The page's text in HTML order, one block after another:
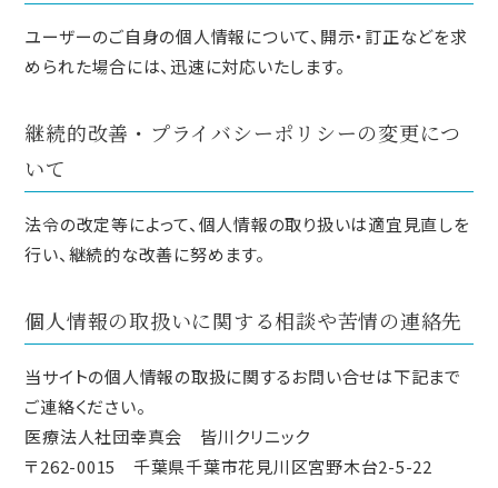
ユーザーのご自身の個人情報について、開示・訂正などを求
められた場合には、迅速に対応いたします。
継続的改善・プライバシーポリシーの変更につ
いて
法令の改定等によって、個人情報の取り扱いは適宜見直しを
行い、継続的な改善に努めます。
個人情報の取扱いに関する相談や苦情の連絡先
当サイトの個人情報の取扱に関するお問い合せは下記まで
ご連絡ください。
医療法人社団幸真会 皆川クリニック
〒262-0015 千葉県千葉市花見川区宮野木台2-5-22